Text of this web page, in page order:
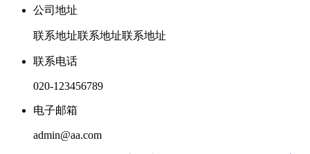
公司地址
联系地址联系地址联系地址
联系电话
020-123456789
电子邮箱
admin@aa.com